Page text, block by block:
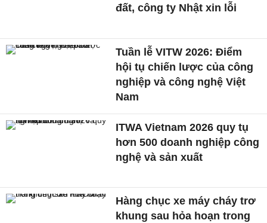
đất, công ty Nhật xin lỗi
Tuần lễ VITW 2026: Điểm
hội tụ chiến lược của công
nghiệp và công nghệ Việt
Nam
ITWA Vietnam 2026 quy tụ
hơn 500 doanh nghiệp công
nghệ và sản xuất
Hàng chục xe máy cháy trơ
khung sau hỏa hoạn trong